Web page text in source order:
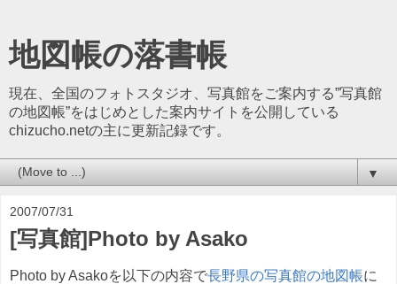
地図帳の落書帳
現在、全国のフォトスタジオ、写真館をご案内する”写真館
の地図帳”をはじめとした案内サイトを公開している
chizucho.netの主に更新記録です。
▼
2007/07/31
[写真館]Photo by Asako
Photo by Asakoを以下の内容で長野県の写真館の地図帳に